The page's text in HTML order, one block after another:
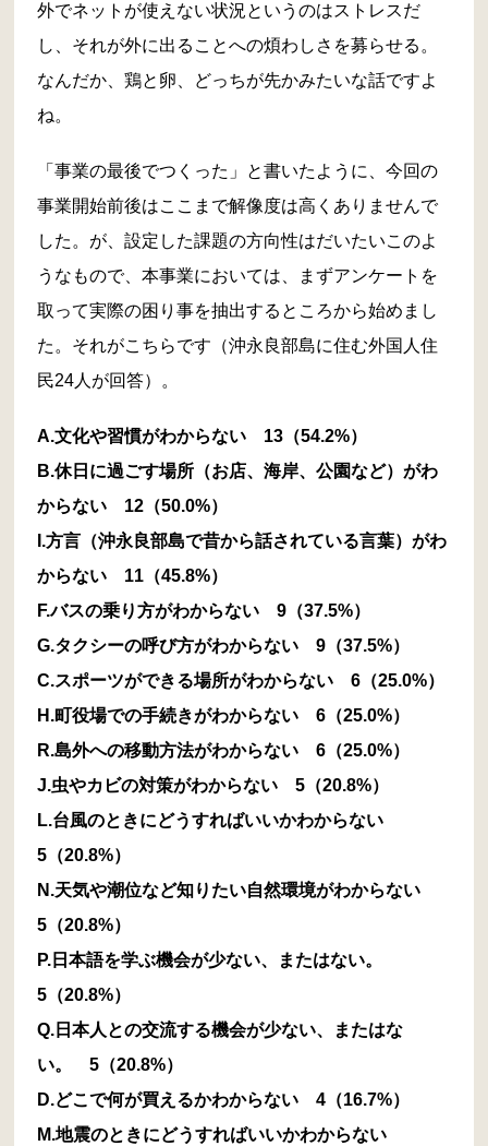
外でネットが使えない状況というのはストレスだ
し、それが外に出ることへの煩わしさを募らせる。
なんだか、鶏と卵、どっちが先かみたいな話ですよ
ね。
「事業の最後でつくった」と書いたように、今回の
事業開始前後はここまで解像度は高くありませんで
した。が、設定した課題の方向性はだいたいこのよ
うなもので、本事業においては、まずアンケートを
取って実際の困り事を抽出するところから始めまし
た。それがこちらです（沖永良部島に住む外国人住
民24人が回答）。
A.文化や習慣がわからない 13（54.2%）
B.休日に過ごす場所（お店、海岸、公園など）がわ
からない 12（50.0%）
I.方言（沖永良部島で昔から話されている言葉）がわ
からない 11（45.8%）
F.バスの乗り方がわからない 9（37.5%）
G.タクシーの呼び方がわからない 9（37.5%）
C.スポーツができる場所がわからない 6（25.0%）
H.町役場での手続きがわからない 6（25.0%）
R.島外への移動方法がわからない 6（25.0%）
J.虫やカビの対策がわからない 5（20.8%）
L.台風のときにどうすればいいかわからない
5（20.8%）
N.天気や潮位など知りたい自然環境がわからない
5（20.8%）
P.日本語を学ぶ機会が少ない、またはない。
5（20.8%）
Q.日本人との交流する機会が少ない、またはな
い。 5（20.8%）
D.どこで何が買えるかわからない 4（16.7%）
M.地震のときにどうすればいいかわからない